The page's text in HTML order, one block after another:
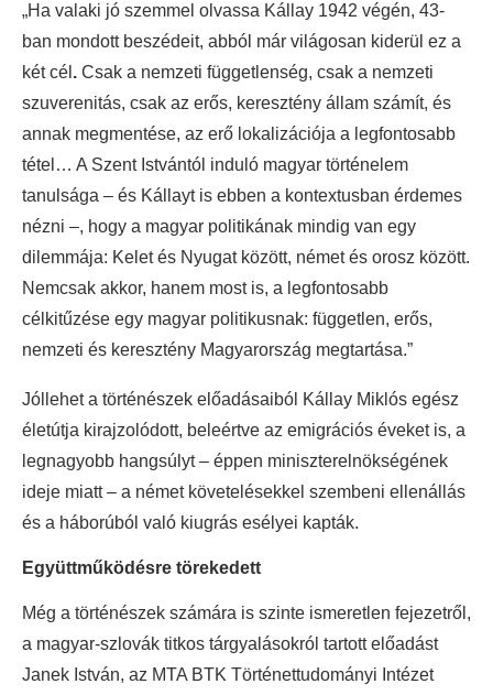
„Ha valaki jó szemmel olvassa Kállay 1942 végén, 43-
ban mondott beszédeit, abból már világosan kiderül ez a
két cél . Csak a nemzeti függetlenség, csak a nemzeti
szuverenitás, csak az erős, keresztény állam számít, és
annak megmentése, az erő lokalizációja a legfontosabb
tétel… A Szent Istvántól induló magyar történelem
tanulsága – és Kállayt is ebben a kontextusban érdemes
nézni –, hogy a magyar politikának mindig van egy
dilemmája: Kelet és Nyugat között, német és orosz között.
Nemcsak akkor, hanem most is, a legfontosabb
célkitűzése egy magyar politikusnak: független, erős,
nemzeti és keresztény Magyarország megtartása.”
Jóllehet a történészek előadásaiból Kállay Miklós egész
életútja kirajzolódott, beleértve az emigrációs éveket is, a
legnagyobb hangsúlyt – éppen miniszterelnökségének
ideje miatt – a német követelésekkel szembeni ellenállás
és a háborúból való kiugrás esélyei kapták.
Együttműködésre törekedett
Még a történészek számára is szinte ismeretlen fejezetről,
a magyar-szlovák titkos tárgyalásokról tartott előadást
Janek István, az MTA BTK Történettudományi Intézet